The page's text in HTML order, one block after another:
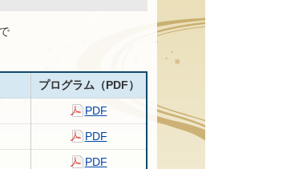
プログラム（PDF）
PDF
PDF
PDF